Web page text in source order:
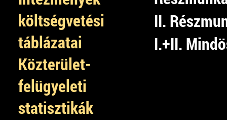
költségvetési
táblázatai
Közterület-
felügyeleti
statisztikák
II.
I.+II.